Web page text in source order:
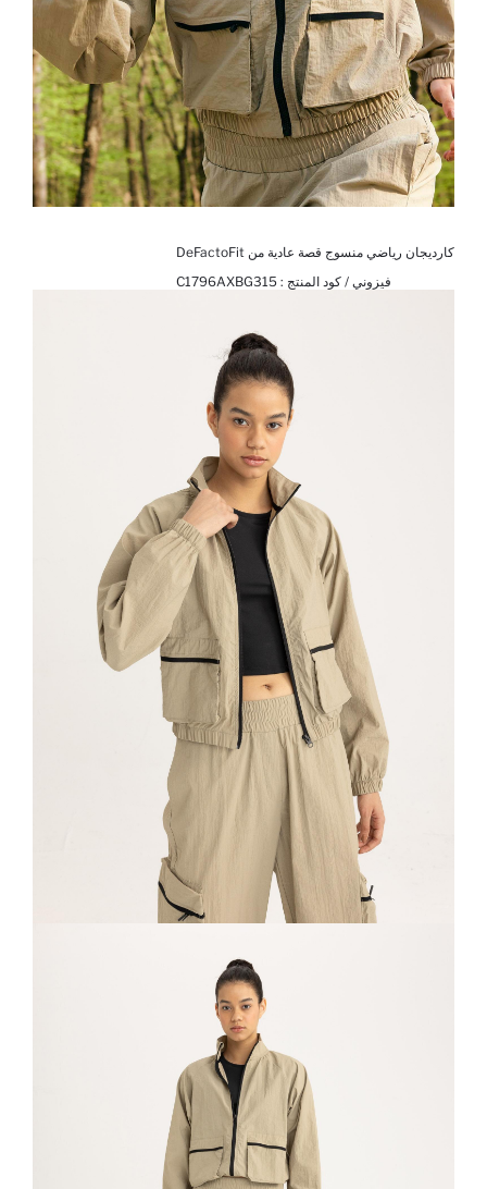
كارديجان رياضي منسوج قصة عادية من DeFactoFit
فيزوني / كود المنتج : C1796AXBG315